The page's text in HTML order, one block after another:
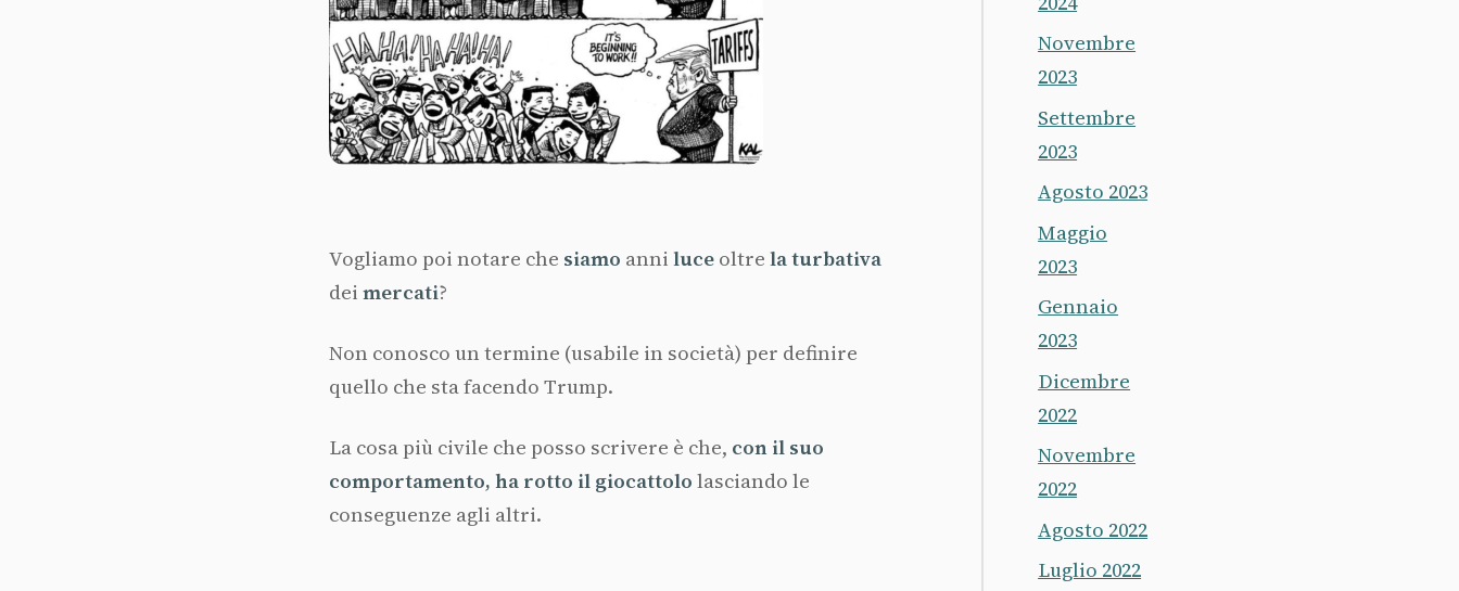
Vogliamo poi notare che siamo anniluce oltrelaturbativa
deimercati?
Non conosco un termine (usabile in società) per definire
quello che sta facendo Trump.
La cosa più civile che posso scrivere è che, con il suo
comportamento, ha rotto il giocattolo lasciando le
conseguenze agli altri.
Novembre
2023
Settembre
2023
Agosto 2023
Maggio
2023
Gennaio
2023
Dicembre
2022
Novembre
2022
Agosto 2022
Luglio 2022